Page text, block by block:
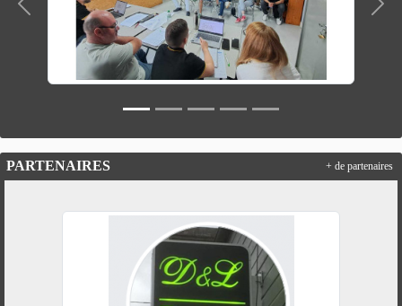
Précedent
PARTENAIRES + de partenaires